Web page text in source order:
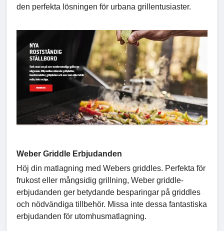
den perfekta lösningen för urbana grillentusiaster.
Weber Griddle Erbjudanden
Höj din matlagning med Webers griddles. Perfekta för
frukost eller mångsidig grillning, Weber griddle-
erbjudanden ger betydande besparingar på griddles
och nödvändiga tillbehör. Missa inte dessa fantastiska
erbjudanden för utomhusmatlagning.